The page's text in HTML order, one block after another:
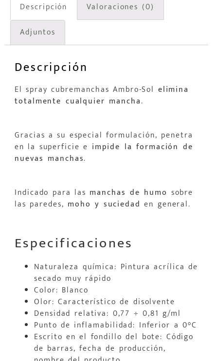
Descripción
Valoraciones (0)
Adjuntos
Descripción
El spray cubremanchas Ambro-Sol elimina
totalmente cualquier mancha.
Gracias a su especial formulación, penetra
en la superficie e impide la formación de
nuevas manchas.
Indicado para las manchas de humo sobre
las paredes, moho y suciedad en general.
Especificaciones
Naturaleza química: Pintura acrílica de
secado muy rápido
Color: Blanco
Olor: Característico de disolvente
Densidad relativa: 0,77 ÷ 0,81 g/ml
Punto de inflamabilidad: Inferior a 0°C
Escrito en el fondillo del bote: Código
de barras, fecha de producción,